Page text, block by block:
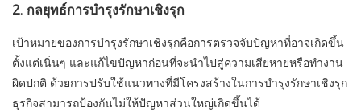
2. กลยุทธ์การบำรุงรักษาเชิงรุก
เป้าหมายของการบำรุงรักษาเชิงรุกคือการตรวจจับปัญหาที่อาจเกิดขึ้น
ตั้งแต่เนิ่นๆ และแก้ไขปัญหาก่อนที่จะนำไปสู่ความเสียหายหรือทำงาน
ผิดปกติ ด้วยการปรับใช้แนวทางที่มีโครงสร้างในการบำรุงรักษาเชิงรุก
ธุรกิจสามารถป้องกันไม่ให้ปัญหาส่วนใหญ่เกิดขึ้นได้